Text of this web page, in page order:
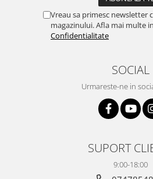
Vreau sa primesc newsletter
magazinului. Afla mai multe in
Confidentialitate
SOCIAL
Urmareste-ne in
SUPORT
9:00-18:00